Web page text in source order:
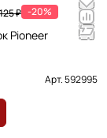
₽ -20%
Pioneer
Арт.592995